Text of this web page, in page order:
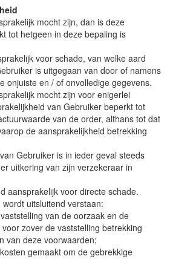
mocht zijn, dan is deze
tot hetgeen in deze bepaling is
voor schade, van welke aard
is uitgegaan van door of namens
onjuiste en / of onvolledige gegevens.
mocht zijn voor enigerlei
van Gebruiker beperkt tot
van de order, althans tot dat
de aansprakelijkheid betrekking
Gebruiker is in ieder geval steeds
uitkering van zijn verzekeraar in
aansprakelijk voor directe schade.
uitsluitend verstaan:
van de oorzaak en de
zover de vaststelling betrekking
van deze voorwaarden;
gemaakt om de gebrekkige